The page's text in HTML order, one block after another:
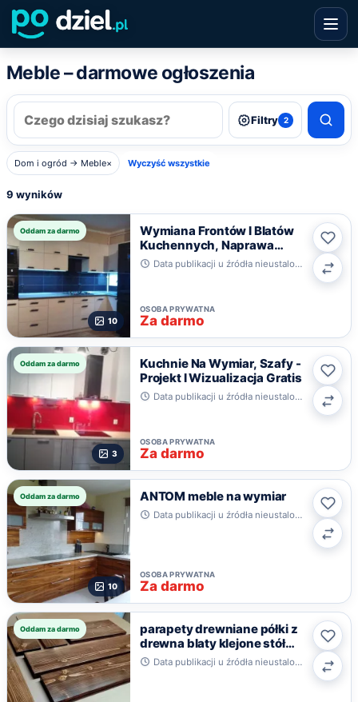
Meble – darmowe ogłoszenia
Filtry 2
Dom i ogród → Meble× Wyczyść wszystkie
9 wyników
Oddam za darmo
10
Wymiana Frontów I Blatów
Kuchennych, Naprawa
Mebli
Data publikacji u źródła nieustalona · Poznań
OSOBA PRYWATNA
Za darmo
Oddam za darmo
3
Kuchnie Na Wymiar, Szafy -
Projekt I Wizualizacja Gratis
Data publikacji u źródła nieustalona · Wrocław
OSOBA PRYWATNA
Za darmo
Oddam za darmo
10
ANTOM meble na wymiar
Data publikacji u źródła nieustalona · Warszawa
OSOBA PRYWATNA
Za darmo
Oddam za darmo
parapety drewniane półki z
drewna blaty klejone stół
ławaData publikacji u źródła nieustalona · Roczyny